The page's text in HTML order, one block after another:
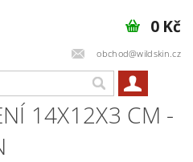
obchod@wildskin.cz
0 Kč
14X12X3 CM -